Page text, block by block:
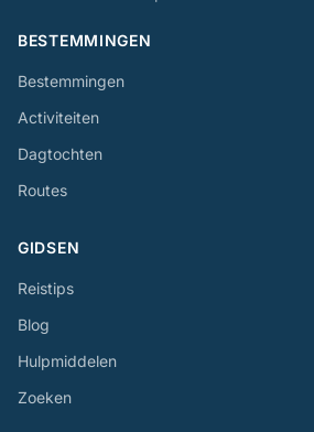
BESTEMMINGEN
Bestemmingen
Activiteiten
Dagtochten
Routes
GIDSEN
Reistips
Blog
Hulpmiddelen
Zoeken